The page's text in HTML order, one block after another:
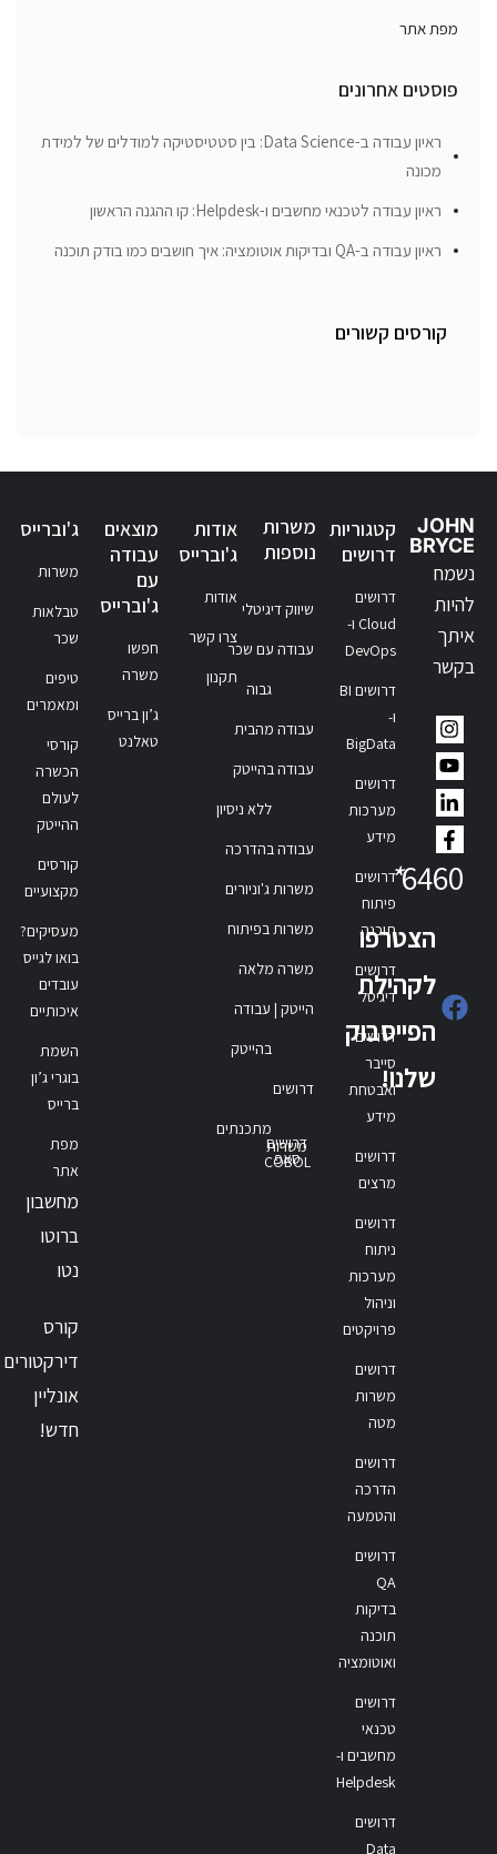
מפת אתר
פוסטים אחרונים
ראיון עבודה ב-Data Science: בין סטטיסטיקה למודלים של למידת
מכונה
ראיון עבודה לטכנאי מחשבים ו-Helpdesk: קו ההגנה הראשון
ראיון עבודה ב-QA ובדיקות אוטומציה: איך חושבים כמו בודק תוכנה
קורסים קשורים
JOHN
BRYCE
נשמח
להיות
איתך
בקשר
6460
*
הצטרפו
לקהילת
הפייסבוק
שלנו!
קטגוריות
דרושים
דרושים
Cloud ו-
DevOps
דרושים BI
ו-
BigData
דרושים
מערכות
מידע
דרושים
פיתוח
תוכנה
דרושים
דיגיטל
דרושים
סייבר
ואבטחת
מידע
דרושים
מרצים
דרושים
ניתוח
מערכות
וניהול
פרויקטים
דרושים
משרות
מטה
דרושים
הדרכה
והטמעה
דרושים
QA
בדיקות
תוכנה
ואוטומציה
דרושים
טכנאי
מחשבים ו-
Helpdesk
דרושים
Data
משרות
נוספות
שיווק דיגיטלי
עבודה עם שכר
גבוה
עבודה מהבית
עבודה בהייטק
ללא ניסיון
עבודה בהדרכה
משרות ג'וניורים
משרות בפיתוח
משרה מלאה
הייטק | עבודה
בהייטק
דרושים
מתכנתים
דרושים
סאפ
משרות
COBOL
אודות
ג'וברייס
אודות
צרו קשר
תקנון
מוצאים
עבודה
עם
ג'וברייס
חפשו
משרה
ג’ון ברייס
טאלנט
ג'וברייס
משרות
טבלאות
שכר
טיפים
ומאמרים
קורסי
הכשרה
לעולם
ההייטק
קורסים
מקצועיים
מעסיקים?
בואו לגייס
עובדים
איכותיים
השמת
בוגרי ג’ון
ברייס
מפת
אתר
מחשבון
ברוטו
נטו
קורס
דירקטורים
אונליין
חדש!